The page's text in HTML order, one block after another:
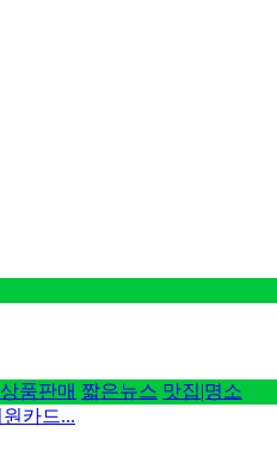
상품판매 짧은뉴스 맛집|명소
카드...